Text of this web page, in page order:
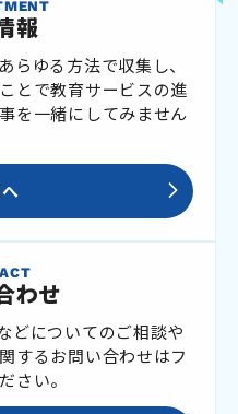
報
らゆる方法で収集し、
とで教育サービスの進
を一緒にしてみません
わせ
どについてのご相談や
するお問い合わせはフ
さい。